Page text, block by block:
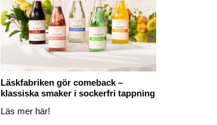
Läskfabriken gör comeback –
klassiska smaker i sockerfri tappning
Läs mer här!